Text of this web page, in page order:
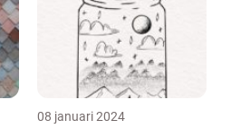
08 januari 2024